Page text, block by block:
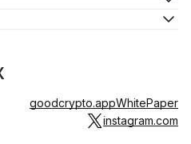
goodcrypto.appWhitePaper
instagram.com